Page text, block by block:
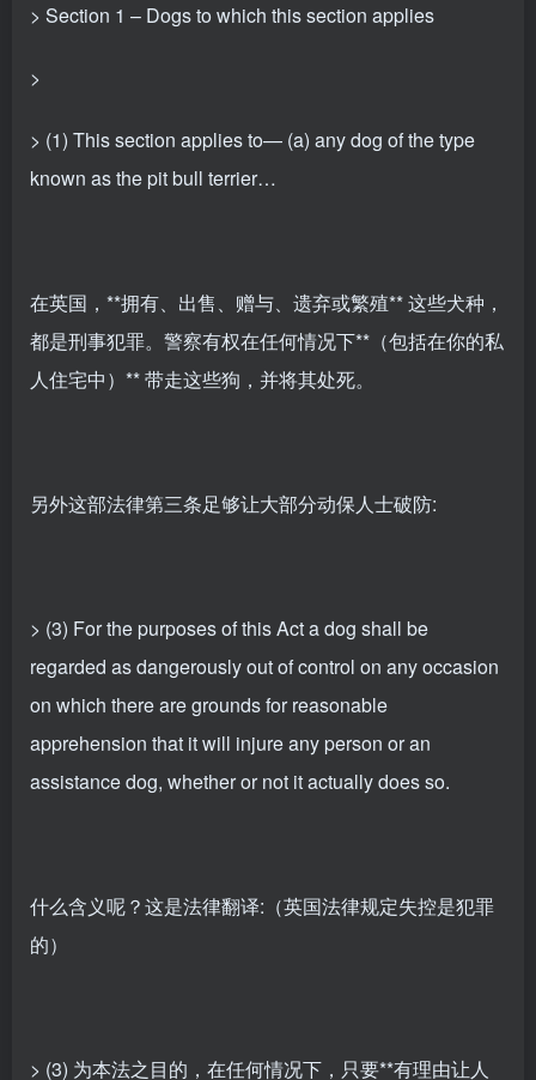
> Section 1 – Dogs to which this section applies
>
> (1) This section applies to— (a) any dog of the type
known as the pit bull terrier…
在英国，**拥有、出售、赠与、遗弃或繁殖** 这些犬种，
都是刑事犯罪。警察有权在任何情况下**（包括在你的私
人住宅中）** 带走这些狗，并将其处死。
另外这部法律第三条足够让大部分动保人士破防:
> (3) For the purposes of this Act a dog shall be
regarded as dangerously out of control on any occasion
on which there are grounds for reasonable
apprehension that it will injure any person or an
assistance dog, whether or not it actually does so.
什么含义呢？这是法律翻译:（英国法律规定失控是犯罪
的）
> (3) 为本法之目的，在任何情况下，只要**有理由让人